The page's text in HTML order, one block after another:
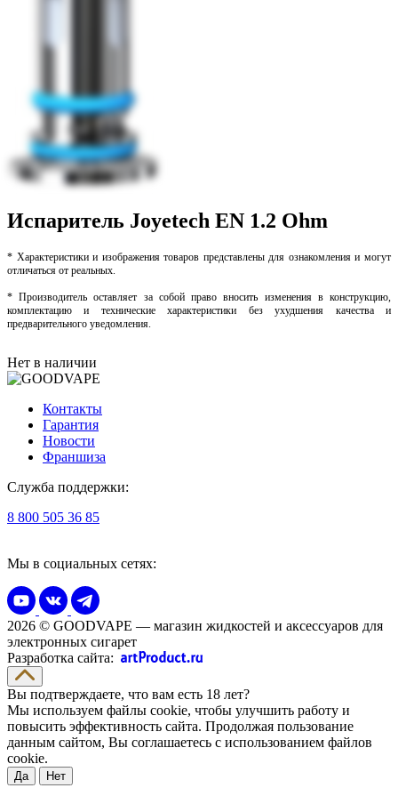
Испаритель Joyetech EN 1.2 Ohm
* Характеристики и изображения товаров представлены для ознакомления и могут
отличаться от реальных.
* Производитель оставляет за собой право вносить изменения в конструкцию,
комплектацию и технические характеристики без ухудшения качества и
предварительного уведомления.
Нет в наличии
Контакты
Гарантия
Новости
Франшиза
Служба поддержки:
8 800 505 36 85
Мы в социальных сетях:
2026 © GOODVAPE — магазин жидкостей и аксессуаров для
электронных сигарет
Разработка сайта:
Вы подтверждаете, что вам есть 18 лет?
Мы используем файлы cookie, чтобы улучшить работу и
повысить эффективность сайта. Продолжая пользование
данным сайтом, Вы соглашаетесь с использованием файлов
cookie.
Да Нет